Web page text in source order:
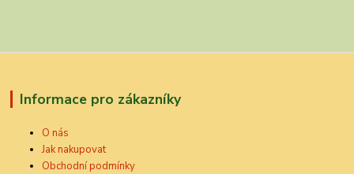
Informace pro zákazníky
O nás
Jak nakupovat
Obchodní podmínky